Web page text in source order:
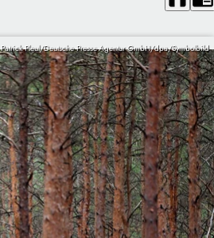
Patrick Pleul/Deutsche Presse-Agentur GmbH/dpa/Symbolbild